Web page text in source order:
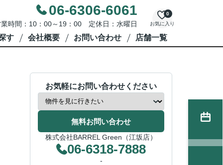
06-6306-6061
時間：10：00～19：00 定休日：水曜日 お気に入り
0
す 会社概要 お問い合わせ 店舗一覧
お気軽にお問い合わせください
無料お問い合わせ
株式会社BARREL Green（江坂店）
06-6318-7888
-